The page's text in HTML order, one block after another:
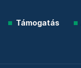
Támogatás